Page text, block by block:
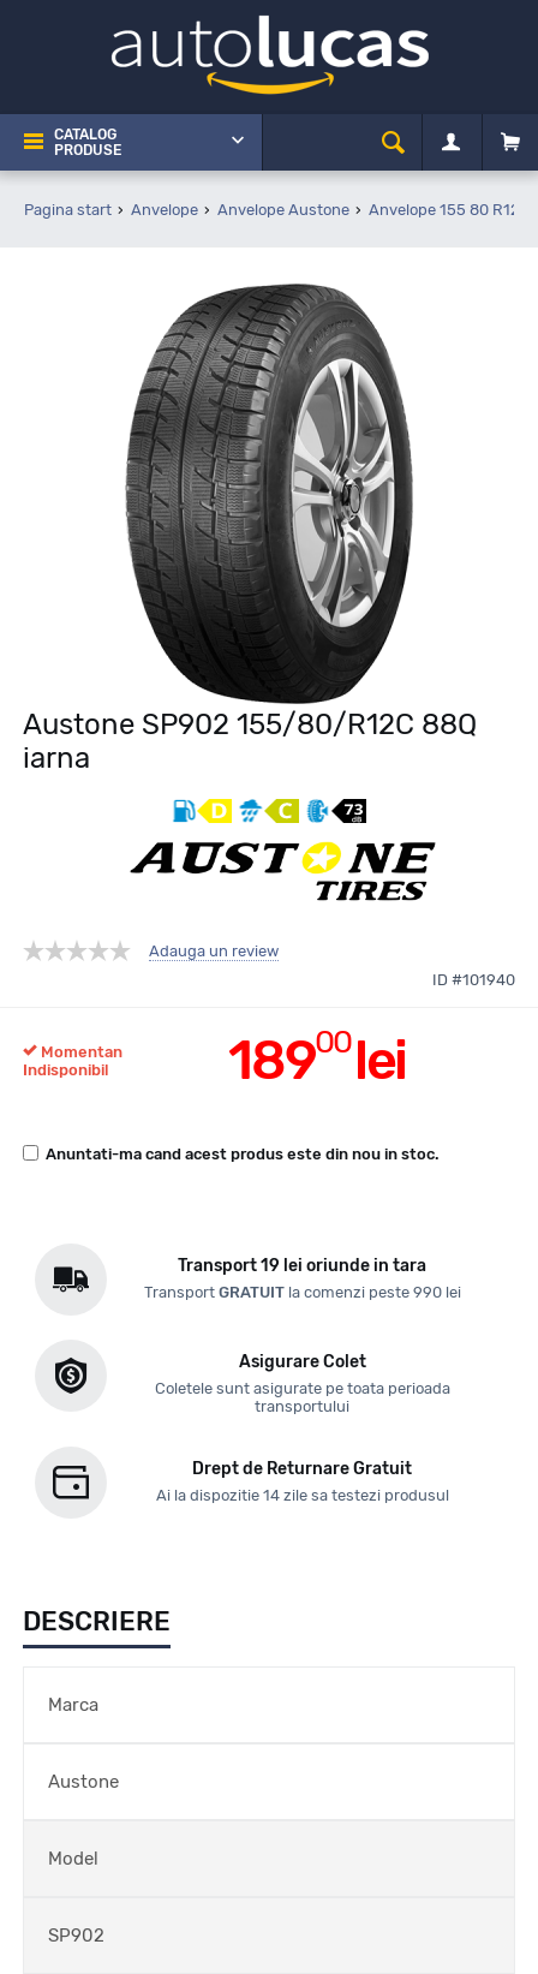
CATALOG
PRODUSE
Pagina start Anvelope Anvelope Austone Anvelope 155 80 R12C
Austone SP902 155/80/R12C 88Q
iarna
Adauga un review
ID #101940
18900lei
Momentan
Indisponibil
Anuntati-ma cand acest produs este din nou in stoc.
Transport 19 lei oriunde in tara
Transport GRATUITla comenzi peste 990 lei
Asigurare Colet
Coletele sunt asigurate pe toata perioada
transportului
Drept de Returnare Gratuit
Ai la dispozitie 14 zile sa testezi produsul
DESCRIERE
Marca
Austone
Model
SP902